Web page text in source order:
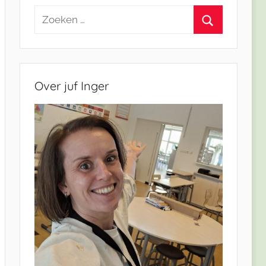
Zoeken
Over juf Inger